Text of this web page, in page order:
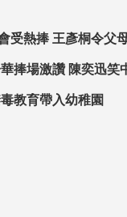
令父母欣慰
幼兒IP「寶寶」 將禁毒教育帶入幼稚園